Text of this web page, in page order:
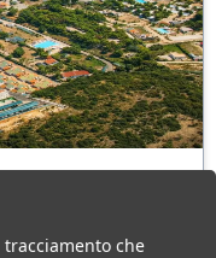
che